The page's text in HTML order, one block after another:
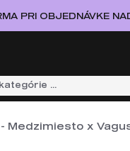
PRI OBJEDNÁVKE
- Medzimiesto x